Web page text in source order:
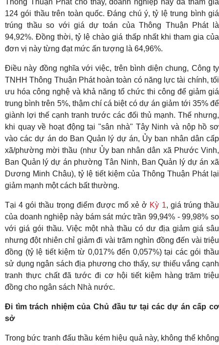
Thông Thuận Phát cho thấy, doanh nghiệp này đã tham gia
124 gói thầu trên toàn quốc. Đáng chú ý, tỷ lệ trung bình giá
trúng thầu so với giá dự toán của Thông Thuận Phát là
94,92%. Đồng thời, tỷ lệ chào giá thấp nhất khi tham gia của
đơn vị này từng đạt mức ấn tượng là 64,96%.
Điều này đồng nghĩa với việc, trên bình diện chung, Công ty
TNHH Thông Thuận Phát hoàn toàn có năng lực tài chính, tối
ưu hóa công nghệ và khả năng tổ chức thi công để giảm giá
trung bình trên 5%, thậm chí cá biệt có dự án giảm tới 35% để
giành lợi thế cạnh tranh trước các đối thủ mạnh. Thế nhưng,
khi quay về hoạt động tại "sân nhà" Tây Ninh và nộp hồ sơ
vào các dự án do Ban Quản lý dự án, Ủy ban nhân dân cấp
xã/phường mời thầu (như Ủy ban nhân dân xã Phước Vinh,
Ban Quản lý dự án phường Tân Ninh, Ban Quản lý dự án xã
Dương Minh Châu), tỷ lệ tiết kiệm của Thông Thuận Phát lại
giảm mạnh một cách bất thường.
Tại 4 gói thầu trọng điểm được mổ xẻ ở Kỳ 1, giá trúng thầu
của doanh nghiệp này bám sát mức trần 99,94% - 99,98% so
với giá gói thầu. Việc một nhà thầu có dư địa giảm giá sâu
nhưng đột nhiên chỉ giảm đi vài trăm nghìn đồng đến vài triệu
đồng (tỷ lệ tiết kiệm từ 0,017% đến 0,057%) tại các gói thầu
sử dụng ngân sách địa phương cho thấy, sự thiếu vắng cạnh
tranh thực chất đã tước đi cơ hội tiết kiệm hàng trăm triệu
đồng cho ngân sách Nhà nước.
Đi tìm trách nhiệm của Chủ đầu tư tại các dự án cấp cơ
sở
Trong bức tranh đấu thầu kém hiệu quả này, không thể không